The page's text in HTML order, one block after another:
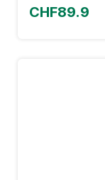
CHF89.9